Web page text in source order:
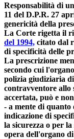
Responsabilità di
11 del D.P.R. 27
genericità della
La Corte rigetta il
del 1994, citato dal
di specificità delle
La prescrizione
secondo cui
polizia giudiziaria
contravventore allo
accertata, può e
- a mente di quanto
indicazione di
la sicurezza o per
opera dell'organo